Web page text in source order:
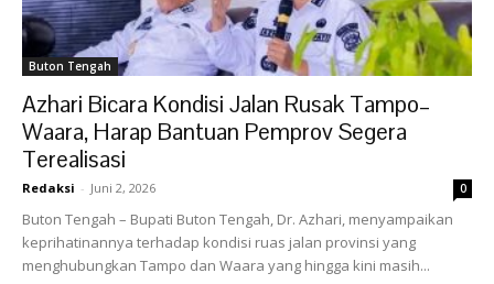
Buton Tengah
Azhari Bicara Kondisi Jalan Rusak Tampo–
Waara, Harap Bantuan Pemprov Segera
Terealisasi
Redaksi - Juni 2, 2026 0
Buton Tengah – Bupati Buton Tengah, Dr. Azhari, menyampaikan
keprihatinannya terhadap kondisi ruas jalan provinsi yang
menghubungkan Tampo dan Waara yang hingga kini masih...